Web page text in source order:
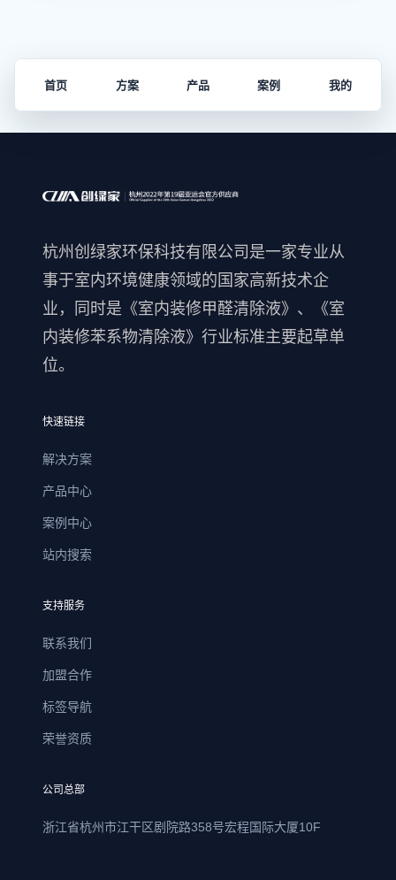
首页 方案 产品 案例 我的
杭州创绿家环保科技有限公司是一家专业从
事于室内环境健康领域的国家高新技术企
业，同时是《室内装修甲醛清除液》、《室
内装修苯系物清除液》行业标准主要起草单
位。
快速链接
解决方案
产品中心
案例中心
站内搜索
支持服务
联系我们
加盟合作
标签导航
荣誉资质
公司总部
浙江省杭州市江干区剧院路358号宏程国际大厦10F